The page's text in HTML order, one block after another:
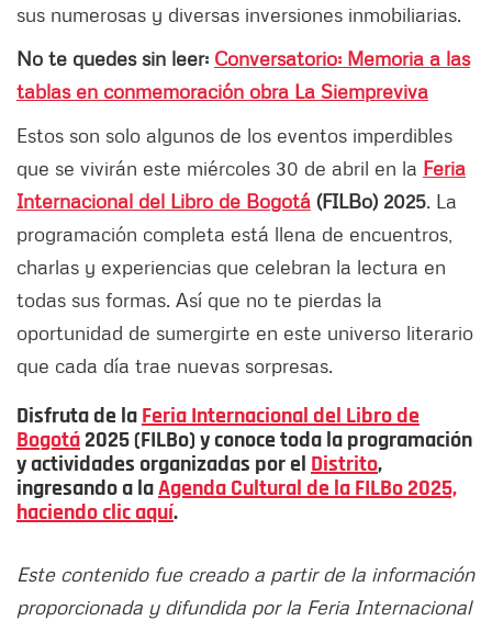
sus numerosas y diversas inversiones inmobiliarias.
No te quedes sin leer: Conversatorio: Memoria a las
tablas en conmemoración obra La Siempreviva
Estos son solo algunos de los eventos imperdibles
que se vivirán este miércoles 30 de abril en la Feria
Internacional del Libro de Bogotá (FILBo) 2025. La
programación completa está llena de encuentros,
charlas y experiencias que celebran la lectura en
todas sus formas. Así que no te pierdas la
oportunidad de sumergirte en este universo literario
que cada día trae nuevas sorpresas.
Disfruta de laFeria Internacional del Libro de
Bogotá2025 (FILBo) y conoce toda la programación
y actividades organizadas por el Distrito,
ingresando a laAgenda Cultural de la FILBo 2025,
haciendo clic aquí.
Este contenido fue creado a partir de la información
proporcionada y difundida por la Feria Internacional